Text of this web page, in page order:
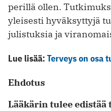
perillä ollen.
yleisesti hyväksyttyjä
julistuksia ja
Lue lisää:Terveys on osa
Ehdotus
Lääkärin tulee edistää